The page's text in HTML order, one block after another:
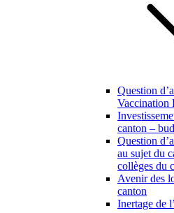
Question
Vaccination
canton –
Question
au sujet du
collèges du
Avenir des
canton
Inertage de